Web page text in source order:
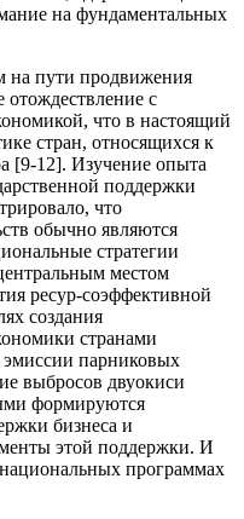
на фундаментальных
на пути продвижения
отождествление с
что в настоящий
стран, относящихся к
[9-12]. Изучение опыта
поддержки
что
обычно являются
стратегии
местом
ресур-соэффективной
создания
странами
парниковых
выбросов двуокиси
формируются
бизнеса и
этой поддержки. И
программах